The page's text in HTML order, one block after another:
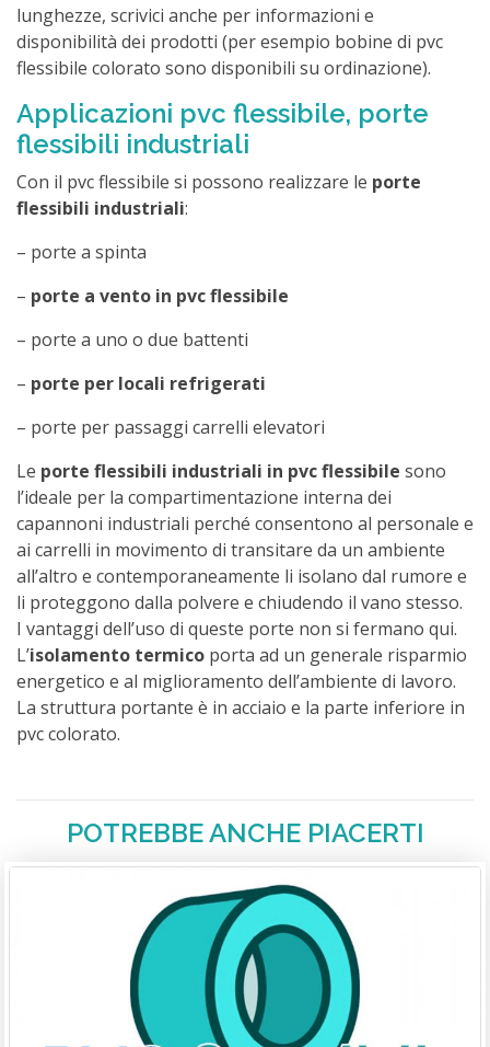
lunghezze, scrivici anche per informazioni e
disponibilità dei prodotti (per esempio bobine di pvc
flessibile colorato sono disponibili su ordinazione).
Applicazioni pvc flessibile, porte
flessibili industriali
Con il pvc flessibile si possono realizzare le porte
flessibili industriali:
– porte a spinta
– porte a vento in pvc flessibile
– porte a uno o due battenti
– porte per locali refrigerati
– porte per passaggi carrelli elevatori
Le porte flessibili industriali in pvc flessibile sono
l’ideale per la compartimentazione interna dei
capannoni industriali perché consentono al personale e
ai carrelli in movimento di transitare da un ambiente
all’altro e contemporaneamente li isolano dal rumore e
li proteggono dalla polvere e chiudendo il vano stesso.
I vantaggi dell’uso di queste porte non si fermano qui.
L’isolamento termico porta ad un generale risparmio
energetico e al miglioramento dell’ambiente di lavoro.
La struttura portante è in acciaio e la parte inferiore in
pvc colorato.
POTREBBE ANCHE PIACERTI